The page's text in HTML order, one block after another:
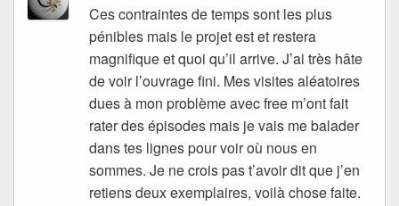
Ces contraintes de temps sont les plus
pénibles mais le projet est et restera
magnifique et quoi qu’il arrive. J’ai très hâte
de voir l’ouvrage fini. Mes visites aléatoires
dues à mon problème avec free m’ont fait
rater des épisodes mais je vais me balader
dans tes lignes pour voir où nous en
sommes. Je ne crois pas t’avoir dit que j’en
retiens deux exemplaires, voilà chose faite.